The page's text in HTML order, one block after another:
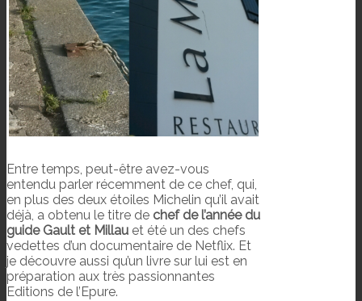
Entre temps, peut-être avez-vous
entendu parler récemment de ce chef, qui,
en plus des deux étoiles Michelin qu’il avait
déjà, a obtenu le titre de chef de l’année du
guide Gault et Millau et été un des chefs
vedettes d’un documentaire de Netflix. Et
je découvre aussi qu’un livre sur lui est en
préparation aux très passionnantes
Editions de l’Epure.